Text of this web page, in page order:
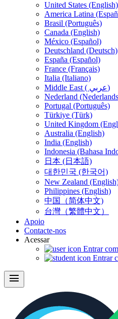
United States (English)
America Latina
Brasil (Português)
Canada (English)
México (Español)
Deutschland (Deutsch)
España (Español)
France (Français)
Italia (Italiano)
Middle East ( عربي)
Nederland
Portugal (Português)
Türkiye (Türk)
United Kingdom
Australia (English)
India (English)
Indonesia (Bahasa
日本 (日本語)
대한민국 (한국어)
New Zealand
Philippines (English)
中国（简体中文)
台灣（繁體中文）
Apoio
Contacte-nos
Acessar
Entrar
Entrar
menu